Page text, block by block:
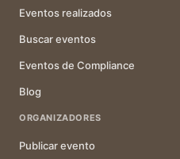
Eventos realizados
Buscar eventos
Eventos de Compliance
Blog
ORGANIZADORES
Publicar evento